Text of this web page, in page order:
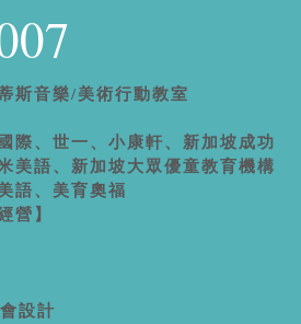
斯音樂/美術行動教室
際、世一、小康軒、新加坡成功
美語、新加坡大眾優童教育機構
語、美育奧福
營】
設計